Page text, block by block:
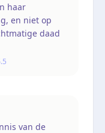
haar
en niet op
daad
van de